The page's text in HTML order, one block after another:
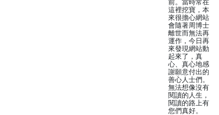
前。當時常在
這裡挖寶，本
來很擔心網站
會隨著周博士
離世而無法再
運作，今日再
來發現網站動
起來了，真
心、真心地感
謝願意付出的
善心人士們。
無法想像沒有
閱讀的人生，
閱讀的路上有
您們真好。